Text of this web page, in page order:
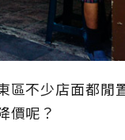
區不少店面都閒
價呢？